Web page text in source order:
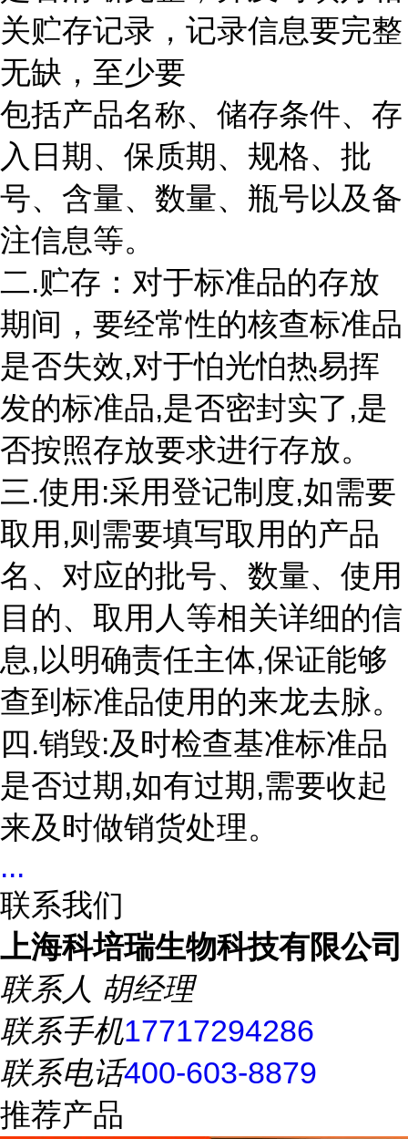
关贮存记录，记录信息要完整
无缺，至少要
包括产品名称、储存条件、存
入日期、保质期、规格、批
号、含量、数量、瓶号以及备
注信息等。
二.贮存：对于标准品的存放
期间，要经常性的核查标准品
是否失效,对于怕光怕热易挥
发的标准品,是否密封实了,是
否按照存放要求进行存放。
三.使用:采用登记制度,如需要
取用,则需要填写取用的产品
名、对应的批号、数量、使用
目的、取用人等相关详细的信
息,以明确责任主体,保证能够
查到标准品使用的来龙去脉。
四.销毁:及时检查基准标准品
是否过期,如有过期,需要收起
来及时做销货处理。
...
联系我们
上海科培瑞生物科技有限公司
联系人 胡经理
联系手机17717294286
联系电话400-603-8879
推荐产品